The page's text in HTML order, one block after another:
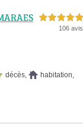
5,0 étoiles sur 5
106 avis
décès habitation